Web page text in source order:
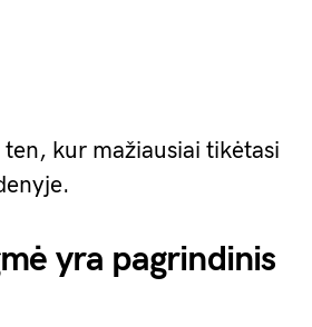
kur mažiausiai tikėtasi
yra pagrindinis